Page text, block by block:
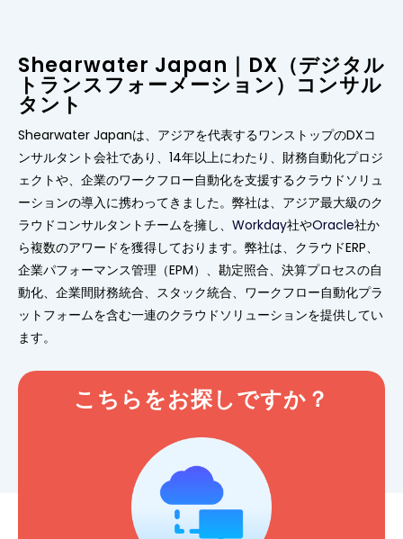
Shearwater Japan｜DX（デジタル
トランスフォーメーション）コンサル
タント
Shearwater Japanは、アジアを代表するワンストップのDXコ
ンサルタント会社であり、14年以上にわたり、財務自動化プロジ
ェクトや、企業のワークフロー自動化を支援するクラウドソリュ
ーションの導入に携わってきました。弊社は、アジア最大級のク
ラウドコンサルタントチームを擁し、 Workday社やOracle社か
ら複数のアワードを獲得しております。弊社は、クラウドERP、
企業パフォーマンス管理（EPM）、勘定照合、決算プロセスの自
動化、企業間財務統合、スタック統合、ワークフロー自動化プラ
ットフォームを含む一連のクラウドソリューションを提供してい
ます。
こちらをお探しですか？